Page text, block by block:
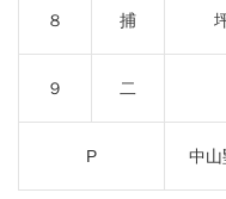
８ 捕
９ 二
P 中山